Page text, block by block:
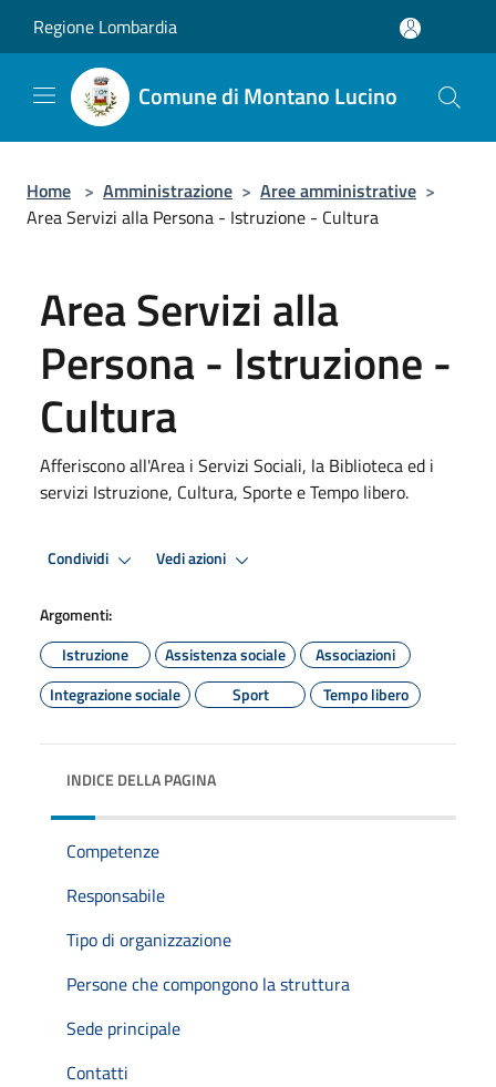
Regione Lombardia
Comune di Montano Lucino
Home > Amministrazione > Aree amministrative >
Area Servizi alla Persona - Istruzione - Cultura
Area Servizi alla
Persona - Istruzione -
Cultura
Afferiscono all'Area i Servizi Sociali, la Biblioteca ed i
servizi Istruzione, Cultura, Sporte e Tempo libero.
Condividi Vedi azioni
Argomenti:
Istruzione
Assistenza sociale
Associazioni
Integrazione sociale
Sport Tempo libero
INDICE DELLA PAGINA
Competenze
Responsabile
Tipo di organizzazione
Persone che compongono la struttura
Sede principale
Contatti